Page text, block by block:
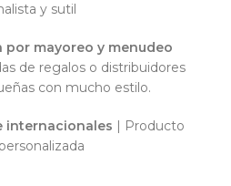
y sutil
por mayoreo y menudeo
de regalos o distribuidores
con mucho estilo.
internacionales | Producto